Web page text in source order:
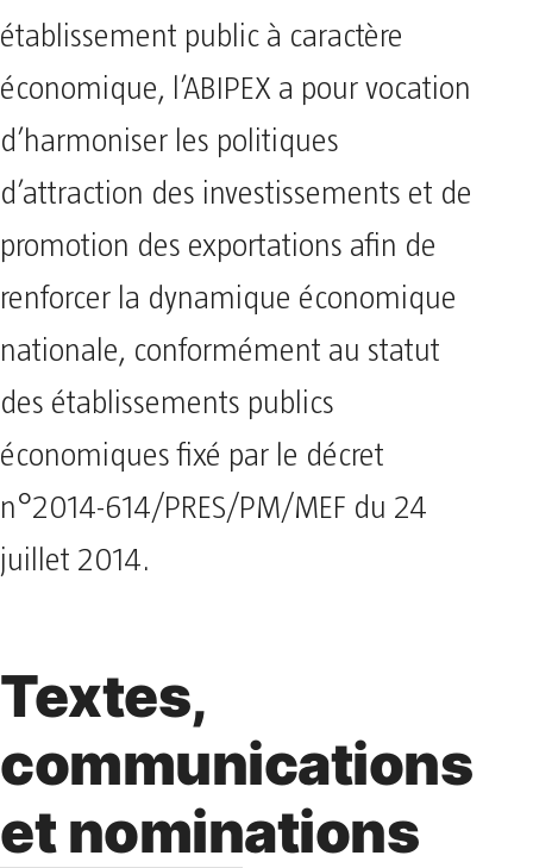
établissement public à caractère
économique, l’ABIPEX a pour vocation
d’harmoniser les politiques
d’attraction des investissements et de
promotion des exportations afin de
renforcer la dynamique économique
nationale, conformément au statut
des établissements publics
économiques fixé par le décret
n°2014-614/PRES/PM/MEF du 24
juillet 2014.
Textes,
communications
et nominations